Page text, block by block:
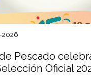
2026
Pescado
Oficial